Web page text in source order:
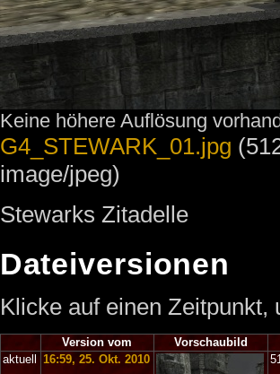
Keine höhere Auflösung
G4_STEWARK_01.jpg
image/jpeg)
Stewarks Zitadelle
Dateiversionen
Klicke auf einen
Version vom
Vorschaubild
aktuell
16:59, 25. Okt. 2010